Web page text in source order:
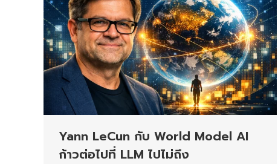
Yann LeCun กับ World Model AI
ก้าวต่อไปที่ LLM ไปไม่ถึง